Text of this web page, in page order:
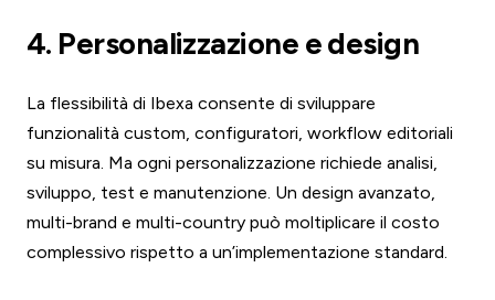
4. Personalizzazione e design
La flessibilità di Ibexa consente di sviluppare
funzionalità custom, configuratori, workflow editoriali
su misura. Ma ogni personalizzazione richiede analisi,
sviluppo, test e manutenzione. Un design avanzato,
multi-brand e multi-country può moltiplicare il costo
complessivo rispetto a un’implementazione standard.